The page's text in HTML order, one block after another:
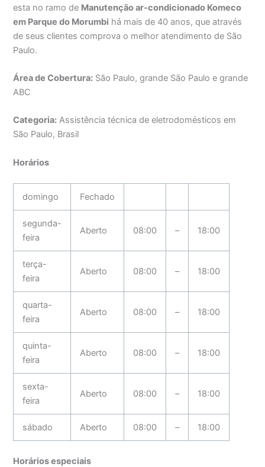
esta no ramo de Manutenção ar-condicionado Komeco
em Parque do Morumbi há mais de 40 anos, que através
de seus clientes comprova o melhor atendimento de São
Paulo.
Área de Cobertura: São Paulo, grande São Paulo e grande
ABC
Categoria: Assistência técnica de eletrodomésticos em
São Paulo, Brasil
Horários
domingo Fechado
segunda-
feira
Aberto 08:00 – 18:00
terça-
feira
Aberto 08:00 – 18:00
quarta-
feira
Aberto 08:00 – 18:00
quinta-
feira
Aberto 08:00 – 18:00
sexta-
feira
Aberto 08:00 – 18:00
sábado Aberto 08:00 – 18:00
Horários especiais